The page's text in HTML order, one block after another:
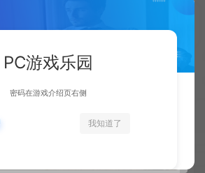
PC游戏乐园
密码在游戏介绍页右侧
我知道了